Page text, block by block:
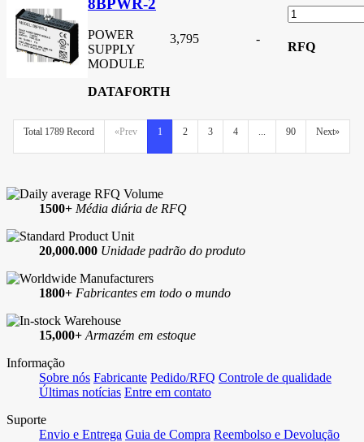
POWER
SUPPLY
MODULE
DATAFORTH
3,795 -
RFQ
Total 1789 Record «Prev 1 2 3 4 ... 90 Next»
1500+ Média diária de RFQ
20,000.000 Unidade padrão do produto
1800+ Fabricantes em todo o mundo
15,000+ Armazém em estoque
Informação
Sobre nós Fabricante Pedido/RFQ Controle de qualidade
Últimas notícias Entre em contato
Suporte
Envio e Entrega Guia de Compra Reembolso e Devolução